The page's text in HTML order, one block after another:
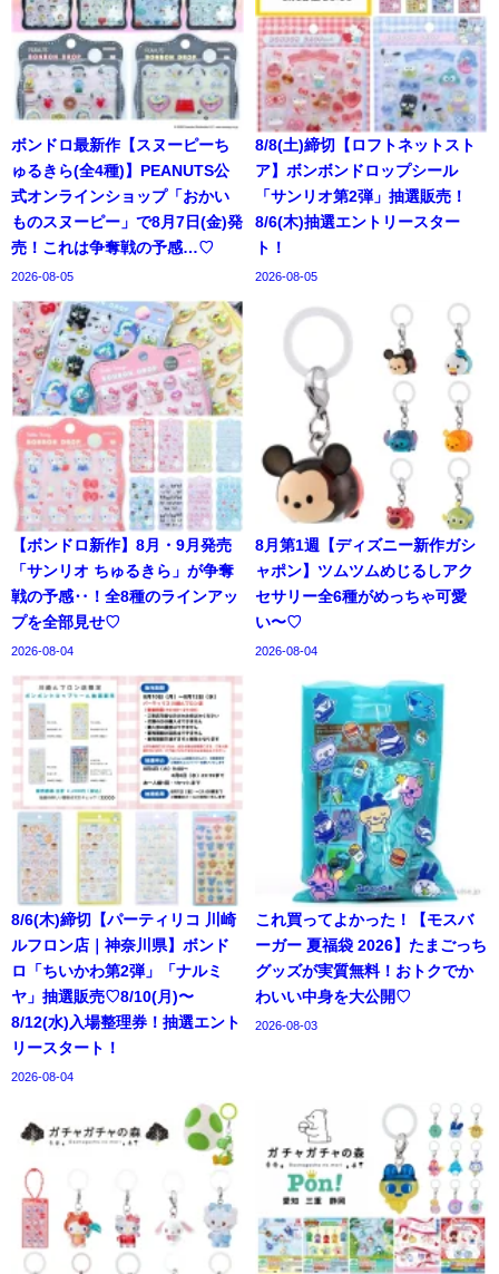
ボンドロ最新作【スヌーピーち
ゅるきら(全4種)】PEANUTS公
式オンラインショップ「おかい
ものスヌーピー」で8月7日(金)発
売！これは争奪戦の予感…♡
2026-08-05
8/8(土)締切【ロフトネットスト
ア】ボンボンドロップシール
「サンリオ第2弾」抽選販売！
8/6(木)抽選エントリースター
ト！
2026-08-05
【ボンドロ新作】8月・9月発売
「サンリオ ちゅるきら」が争奪
戦の予感‥！全8種のラインアッ
プを全部見せ♡
2026-08-04
8月第1週【ディズニー新作ガシ
ャポン】ツムツムめじるしアク
セサリー全6種がめっちゃ可愛
い〜♡
2026-08-04
8/6(木)締切【パーティリコ 川崎
ルフロン店｜神奈川県】ボンド
ロ「ちいかわ第2弾」「ナルミ
ヤ」抽選販売♡8/10(月)〜
8/12(水)入場整理券！抽選エント
リースタート！
2026-08-04
これ買ってよかった！【モスバ
ーガー 夏福袋 2026】たまごっち
グッズが実質無料！おトクでか
わいい中身を大公開♡
2026-08-03